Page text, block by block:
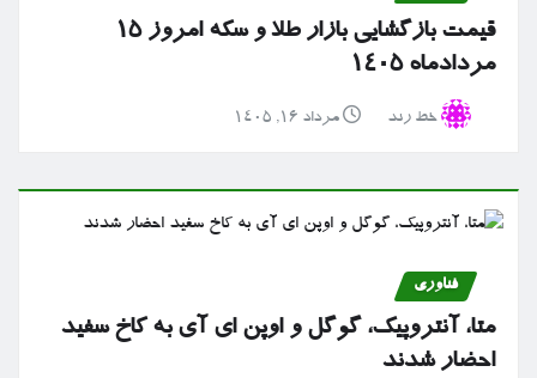
قیمت بازگشایی بازار طلا و سکه امروز ۱۵
مردادماه ۱۴۰۵
خط رند مرداد ۱۶, ۱۴۰۵
فناوری
متا، آنتروپیک، گوگل و اوپن ای آی به کاخ سفید
احضار شدند